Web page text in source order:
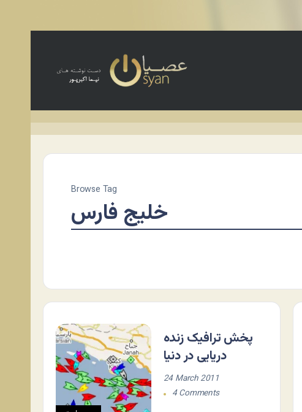
Browse Tag
خلیج فارس
پخش ترافیک زنده
دریایی در دنیا
24 March 2011
4 Comments